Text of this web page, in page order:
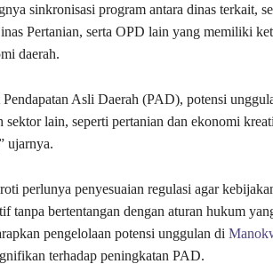
sinkronisasi program antara dinas terkait,
Pertanian, serta OPD lain yang memiliki
daerah.
Asli Daerah (PAD), potensi
sektor lain, seperti pertanian dan ekonomi
ujarnya.
perlunya penyesuaian regulasi agar
tanpa bertentangan dengan aturan hukum
pengelolaan potensi unggulan di
terhadap peningkatan PAD.